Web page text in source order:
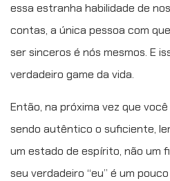
essa estranha habilidade de
contas, a única pessoa com
ser sinceros é nós mesmos. E
verdadeiro game da vida.
Então, na próxima vez que
sendo autêntico o suficiente,
um estado de espírito, não um
seu verdadeiro “eu” é um